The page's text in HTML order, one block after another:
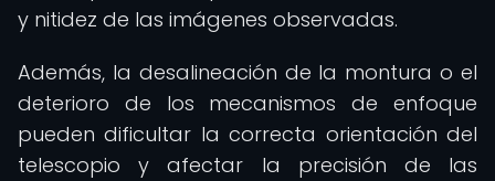
y nitidez de las imágenes observadas.
Además, la desalineación de la montura o el
deterioro de los mecanismos de enfoque
pueden dificultar la correcta orientación del
telescopio y afectar la precisión de las